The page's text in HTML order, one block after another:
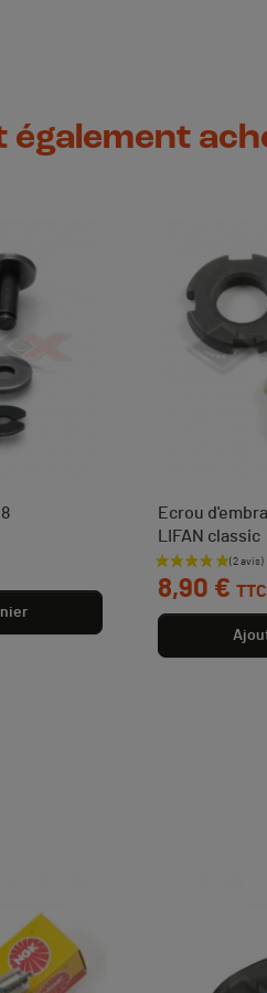
Ecrou
LIFAN classic
Prix
8,90 € TTC